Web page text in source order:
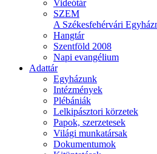
Videótár
SZEM
A Székesfehérvári
Hangtár
Szentföld 2008
Napi evangélium
Adattár
Egyházunk
Intézmények
Plébániák
Lelkipásztori körzetek
Papok, szerzetesek
Világi munkatársak
Dokumentumok